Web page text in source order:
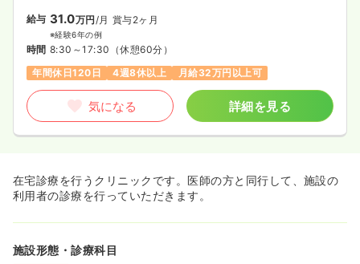
給与 31.0万円/月 賞与2ヶ月
※経験6年の例
時間 8:30～17:30 （休憩60分）
年間休日120日
4週8休以上 月給32万円以上可
気になる 詳細を見る
在宅診療を行うクリニックです。医師の方と同行して、施設の
利用者の診療を行っていただきます。
施設形態・診療科目